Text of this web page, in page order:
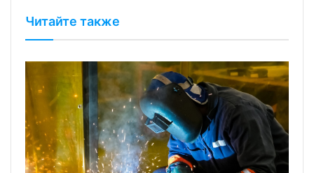
Читайте также